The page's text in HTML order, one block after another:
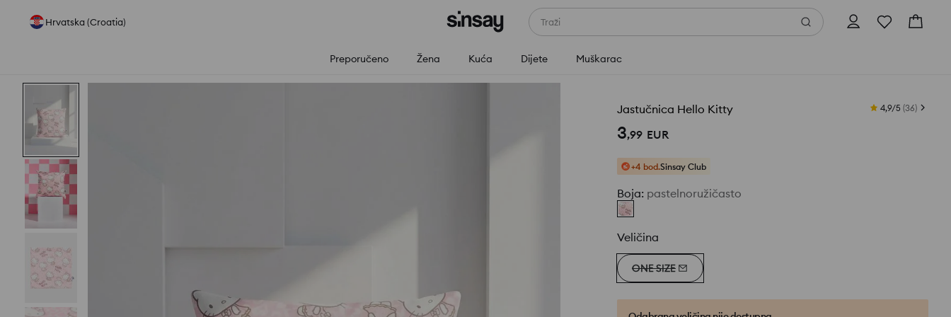
Hrvatska (Croatia) Traži
Preporučeno Žena Kuća Dijete Muškarac
Jastučnica Hello Kitty 4,9/5 (36)
3,99 EUR
+4 bod.Sinsay Club
Boja: pastelnoružičasto
Veličina
ONE SIZE